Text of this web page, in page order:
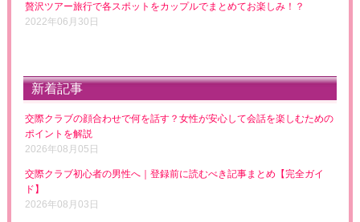
贅沢ツアー旅行で各スポットをカップルでまとめてお楽しみ！？
2022年06月30日
新着記事
交際クラブの顔合わせで何を話す？女性が安心して会話を楽しむための
ポイントを解説
2026年08月05日
交際クラブ初心者の男性へ｜登録前に読むべき記事まとめ【完全ガイ
ド】
2026年08月03日